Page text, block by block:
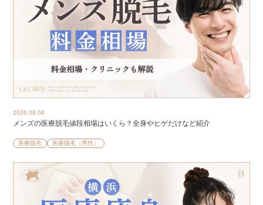
2026.08.04
メンズの医療脱毛値段相場はいくら？全身やヒゲだけなど紹介
医療脱毛 医療脱毛（男性）